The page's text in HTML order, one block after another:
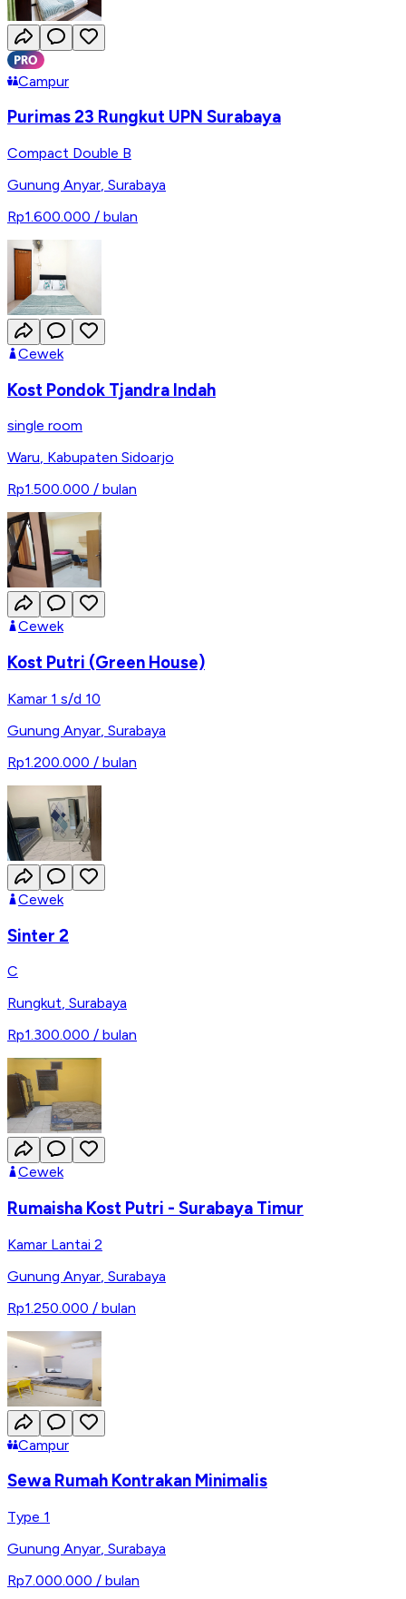
Campur
Purimas 23 Rungkut UPN Surabaya
Compact Double B
Gunung Anyar, Surabaya
Rp1.600.000 / bulan
Cewek
Kost Pondok Tjandra Indah
single room
Waru, Kabupaten Sidoarjo
Rp1.500.000 / bulan
Cewek
Kost Putri (Green House)
Kamar 1 s/d 10
Gunung Anyar, Surabaya
Rp1.200.000 / bulan
Cewek
Sinter 2
C
Rungkut, Surabaya
Rp1.300.000 / bulan
Cewek
Rumaisha Kost Putri - Surabaya Timur
Kamar Lantai 2
Gunung Anyar Surabaya
Rp1.250.000 / bulan
Campur
Sewa Rumah Kontrakan Minimalis
Type 1
Gunung Anyar, Surabaya
Rp7.000.000 / bulan